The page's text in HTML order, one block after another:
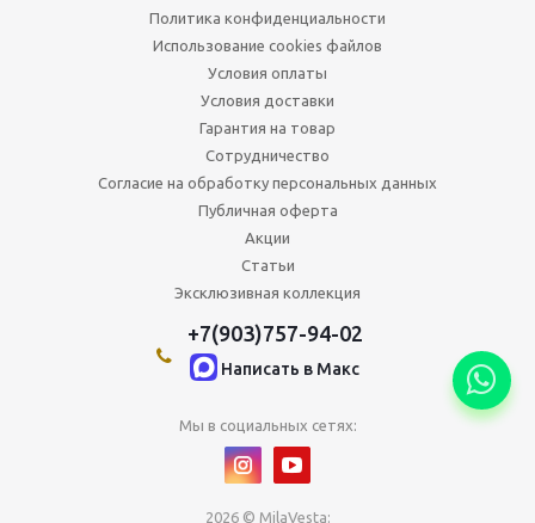
Политика конфиденциальности
Использование cookies файлов
Условия оплаты
Условия доставки
Гарантия на товар
Сотрудничество
Согласие на обработку персональных данных
Публичная оферта
Акции
Статьи
Эксклюзивная коллекция
+7(903)757-94-02
Написать в Maкс
Мы в социальных сетях:
2026 © MilaVesta: